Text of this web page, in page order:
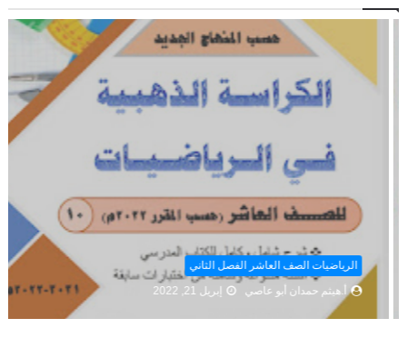
الرياضيات الصف العاشر الفصل الثاني
أ.هيثم حمدان أبو عاصي
إبريل 21, 2022